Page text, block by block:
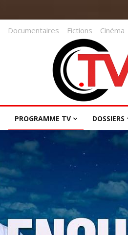
Documentaires Fictions Cinéma
PROGRAMME TV DOSSIERS